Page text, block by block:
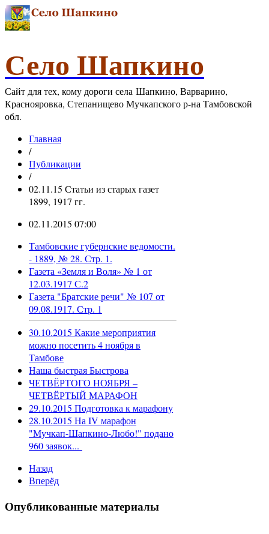
Село Шапкино
Сайт для тех, кому дороги села Шапкино, Варварино,
Краснояровка, Степанищево Мучкапского р-на Тамбовской
обл.
Главная
/
Публикации
/
02.11.15 Статьи из старых газет
1899, 1917 гг.
02.11.2015 07:00
Тамбовские губернские ведомости.
- 1889, № 28. Стр. 1.
Газета «Земля и Воля» № 1 от
12.03.1917 С.2
Газета "Братские речи" № 107 от
09.08.1917. Стр. 1
30.10.2015 Какие мероприятия
можно посетить 4 ноября в
Тамбове
Наша быстрая Быстрова
ЧЕТВЁРТОГО НОЯБРЯ –
ЧЕТВЁРТЫЙ МАРАФОН
29.10.2015 Подготовка к марафону
28.10.2015 На IV марафон
"Мучкап-Шапкино-Любо!" подано
960 заявок...
Назад
Вперёд
Опубликованные материалы